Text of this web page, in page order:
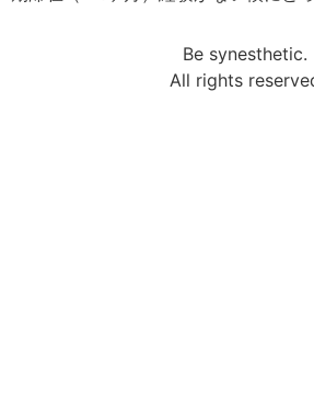
Be synesthetic.
All rights